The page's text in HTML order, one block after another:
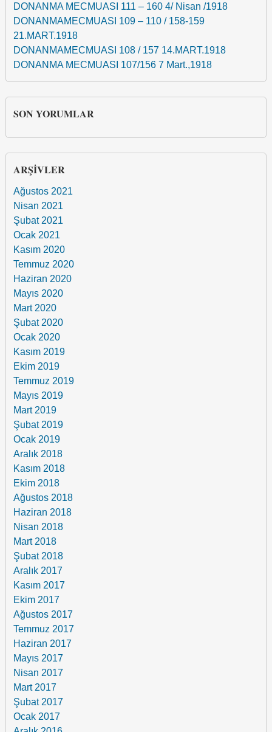
DONANMA MECMUASI 111 – 160 4/ Nisan /1918
DONANMAMECMUASI 109 – 110 / 158-159
21.MART.1918
DONANMAMECMUASI 108 / 157 14.MART.1918
DONANMA MECMUASI 107/156 7 Mart.,1918
SON YORUMLAR
ARŞIVLER
Ağustos 2021
Nisan 2021
Şubat 2021
Ocak 2021
Kasım 2020
Temmuz 2020
Haziran 2020
Mayıs 2020
Mart 2020
Şubat 2020
Ocak 2020
Kasım 2019
Ekim 2019
Temmuz 2019
Mayıs 2019
Mart 2019
Şubat 2019
Ocak 2019
Aralık 2018
Kasım 2018
Ekim 2018
Ağustos 2018
Haziran 2018
Nisan 2018
Mart 2018
Şubat 2018
Aralık 2017
Kasım 2017
Ekim 2017
Ağustos 2017
Temmuz 2017
Haziran 2017
Mayıs 2017
Nisan 2017
Mart 2017
Şubat 2017
Ocak 2017